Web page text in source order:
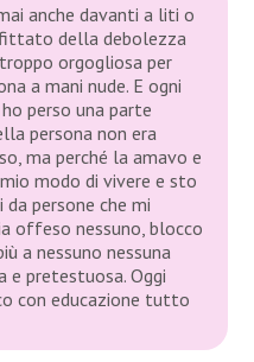
anche davanti a liti o
della debolezza
orgogliosa per
a mani nude. E ogni
perso una parte
persona non era
ma perché la amavo e
modo di vivere e sto
persone che mi
offeso nessuno, blocco
a nessuno nessuna
e pretestuosa. Oggi
con educazione tutto